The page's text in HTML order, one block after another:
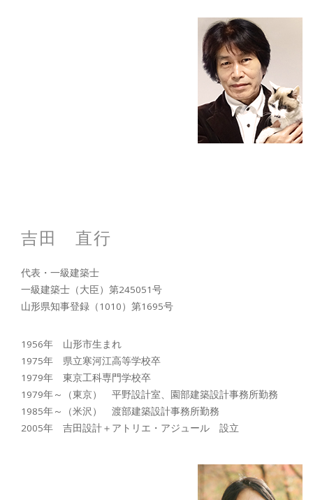
吉田 直行
代表・一級建築士
一級建築士（大臣）第245051号
山形県知事登録（1010）第1695号
1956年 山形市生まれ
1975年 県立寒河江高等学校卒
1979年 東京工科専門学校卒
1979年～（東京） 平野設計室、園部建築設計事務所勤務
1985年～（米沢） 渡部建築設計事務所勤務
2005年 吉田設計＋アトリエ・アジュール 設立